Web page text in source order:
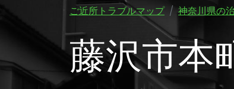
ご近所トラブルマップ 神奈川県の
藤沢市本